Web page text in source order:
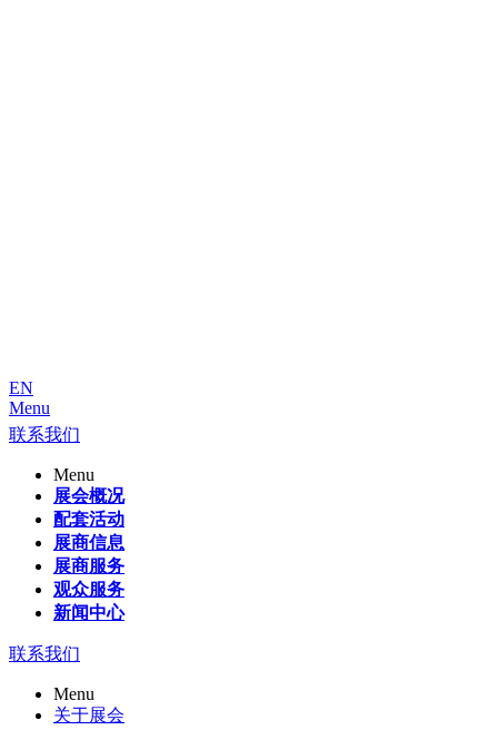
EN
Menu
联系我们
Menu
展会概况
配套活动
展商信息
展商服务
观众服务
新闻中心
联系我们
Menu
关于展会